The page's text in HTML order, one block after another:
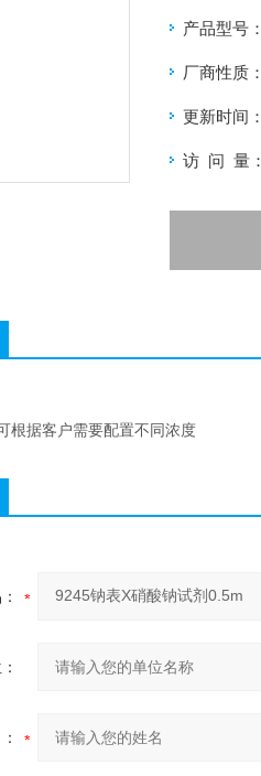
产品型号：
厂商性质：
更新时间：
访 问 量：
根据客户需要配置不同浓度